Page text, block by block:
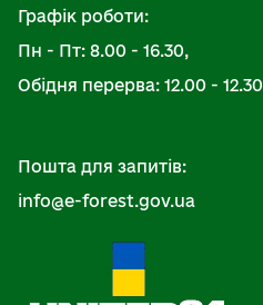
Графік роботи:
Пн - Пт: 8.00 - 16.30,
Обідня перерва: 12.00 - 12.30
Пошта для запитів:
info@e-forest.gov.ua